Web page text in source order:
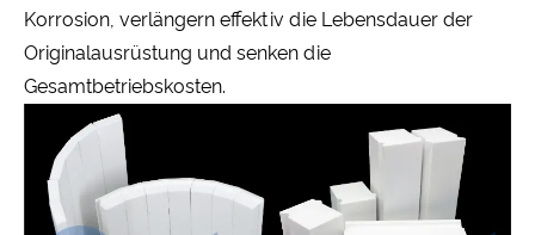
Korrosion, verlängern effektiv die Lebensdauer der
Originalausrüstung und senken die
Gesamtbetriebskosten.